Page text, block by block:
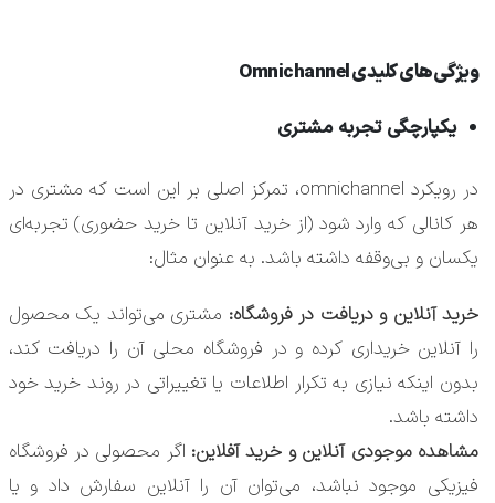
ویژگی‌های کلیدی Omnichannel
یکپارچگی تجربه مشتری
در رویکرد omnichannel، تمرکز اصلی بر این است که مشتری در
هر کانالی که وارد شود (از خرید آنلاین تا خرید حضوری) تجربه‌ای
یکسان و بی‌وقفه داشته باشد. به عنوان مثال:
خرید آنلاین و دریافت در فروشگاه:مشتری می‌تواند یک محصول
را آنلاین خریداری کرده و در فروشگاه محلی آن را دریافت کند،
بدون اینکه نیازی به تکرار اطلاعات یا تغییراتی در روند خرید خود
داشته باشد.
مشاهده موجودی آنلاین و خرید آفلاین:اگر محصولی در فروشگاه
فیزیکی موجود نباشد، می‌توان آن را آنلاین سفارش داد و یا